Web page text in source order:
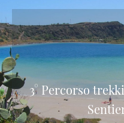
3° Percorso